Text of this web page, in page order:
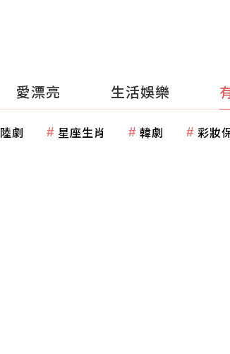
愛漂亮 生活娛樂
陸劇 星座生肖 韓劇 彩妝